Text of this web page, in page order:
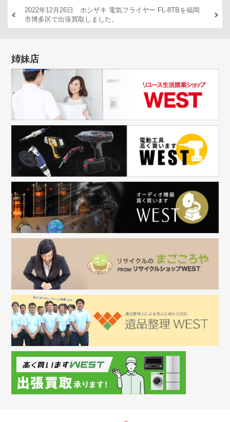
2022年12月26日 ホシザキ 電気フライヤー FL-8TBを福岡
市博多区で出張買取しました。
出張買
姉妹店